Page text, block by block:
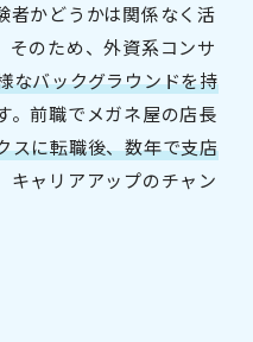
者かどうかは関係なく活
そのため、外資系コンサ
なバックグラウンドを持
。前職でメガネ屋の店長
スに転職後、数年で支店
キャリアアップのチャン